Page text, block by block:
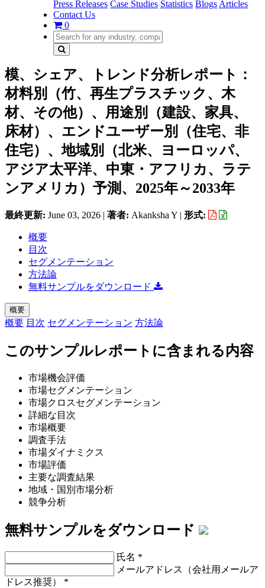
Press Releases Case Studies Statistics Blogs Articles
Contact Us
0
模、シェア、トレンド分析レポート：
材料別（竹、再生プラスチック、木
材、その他）、用途別（建設、家具、
床材）、エンドユーザー別（住宅、非
住宅）、地域別（北米、ヨーロッパ、
アジア太平洋、中東・アフリカ、ラテ
ンアメリカ）予測、2025年～2033年
最終更新: June 03, 2026 | 著者: Akanksha Y | 形式:
概要
目次
セグメンテーション
方法論
無料サンプルをダウンロード
概要
概要 目次 セグメンテーション 方法論
このサンプルレポートに含まれる内容
市場機会評価
市場セグメンテーション
市場クロスセグメンテーション
詳細な目次
市場概要
調査手法
市場ダイナミクス
市場評価
主要な調査結果
地域・国別市場分析
競争分析
無料サンプルをダウンロード
氏名 *
メールアドレス（会社用メールア
ドレス推奨） *